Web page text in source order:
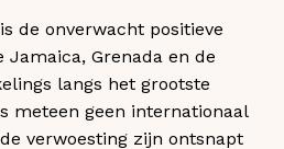
de onverwacht positieve
Grenada en de
langs het grootste
meteen geen internationaal
verwoesting zijn ontsnapt